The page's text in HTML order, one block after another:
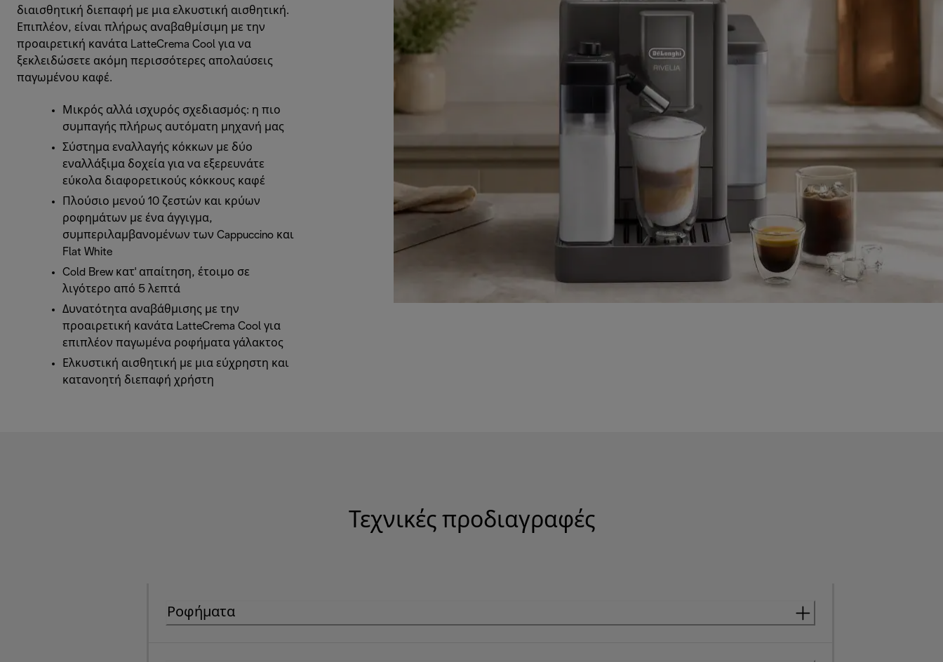
διαισθητική διεπαφή με μια ελκυστική αισθητική.
Επιπλέον, είναι πλήρως αναβαθμίσιμη με την
προαιρετική κανάτα LatteCrema Cool για να
ξεκλειδώσετε ακόμη περισσότερες απολαύσεις
παγωμένου καφέ.
Μικρός αλλά ισχυρός σχεδιασμός: η πιο
συμπαγής πλήρως αυτόματη μηχανή μας
Σύστημα εναλλαγής κόκκων με δύο
εναλλάξιμα δοχεία για να εξερευνάτε
εύκολα διαφορετικούς κόκκους καφέ
Πλούσιο μενού 10 ζεστών και κρύων
ροφημάτων με ένα άγγιγμα,
συμπεριλαμβανομένων των Cappuccino και
Flat White
Cold Brew κατ' απαίτηση, έτοιμο σε
λιγότερο από 5 λεπτά
Δυνατότητα αναβάθμισης με την
προαιρετική κανάτα LatteCrema Cool για
επιπλέον παγωμένα ροφήματα γάλακτος
Ελκυστική αισθητική με μια εύχρηστη και
κατανοητή διεπαφή χρήστη
Τεχνικές προδιαγραφές
Ροφήματα